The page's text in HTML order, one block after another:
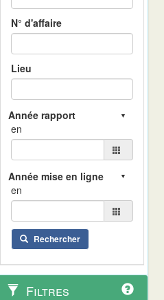
N° d'affaire
Lieu
en
en
Rechercher
Filtres